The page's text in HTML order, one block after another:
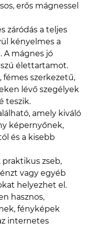
erős mágnessel
záródás a teljes
kényelmes a
A mágnes jó
élettartamot.
fémes szerkezetű,
lévő szegélyek
teszik.
amely kiváló
képernyőnek,
és a kisebb
zseb,
vagy egyéb
helyezhet el.
hasznos,
fényképek
internetes